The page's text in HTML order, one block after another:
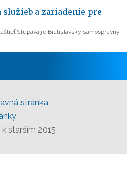
a zariadenie pre
Stupava je Bratislavský samosprávny
stránka
starším 2015